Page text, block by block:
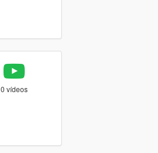
0 vídeos